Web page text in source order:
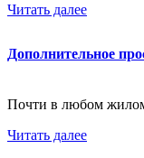
Читать далее
Дополнительное
Почти в любом
Читать далее